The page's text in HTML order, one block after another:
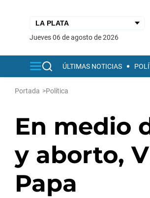
jueves 06 de agosto de 2026
ÚLTIMAS NOTICIAS
Portada >Política
En medio
y aborto,
Papa